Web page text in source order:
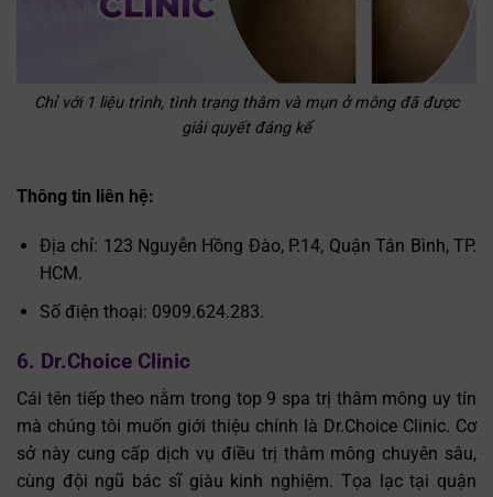
Chỉ với 1 liệu trình, tình trạng thâm và mụn ở mông đã được
giải quyết đáng kể
Thông tin liên hệ:
Địa chỉ: 123 Nguyễn Hồng Đào, P.14, Quận Tân Bình, TP.
HCM.
Số điện thoại: 0909.624.283.
6. Dr.Choice Clinic
Cái tên tiếp theo nằm trong top 9 spa trị thâm mông uy tín
mà chúng tôi muốn giới thiệu chính là Dr.Choice Clinic. Cơ
sở này cung cấp dịch vụ điều trị thâm mông chuyên sâu,
cùng đội ngũ bác sĩ giàu kinh nghiệm. Tọa lạc tại quận